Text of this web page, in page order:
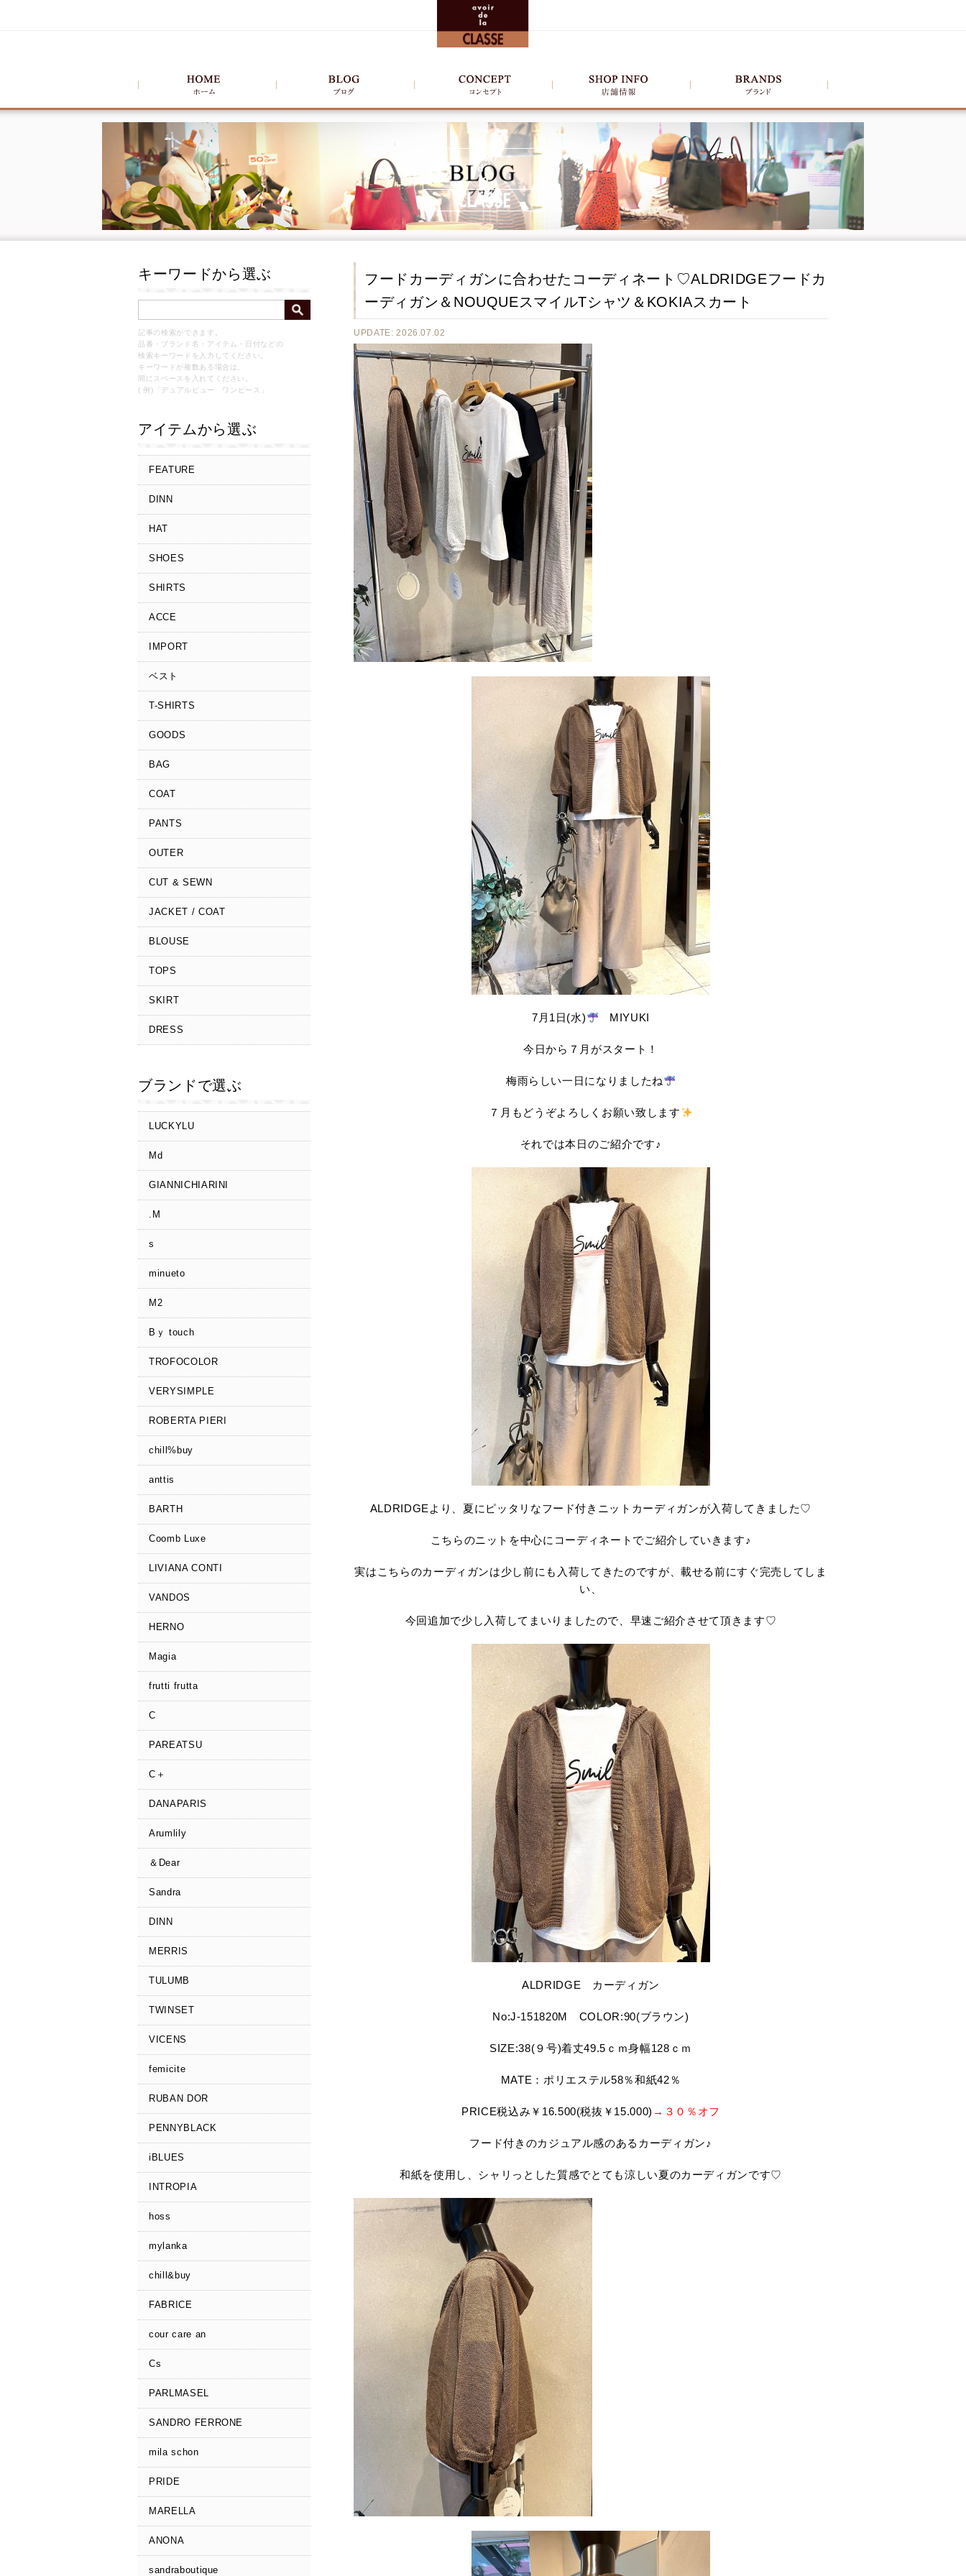
キーワードから選ぶ
記事の検索ができます。
品番・ブランド名・アイテム・日付などの
検索キーワードを入力してください。
キーワードが複数ある場合は、
間にスペースを入れてください。
( 例)「デュアルビュー ワンピース」
アイテムから選ぶ
FEATURE
DINN
HAT
SHOES
SHIRTS
ACCE
IMPORT
ベスト
T-SHIRTS
GOODS
BAG
COAT
PANTS
OUTER
CUT & SEWN
JACKET / COAT
BLOUSE
TOPS
SKIRT
DRESS
ブランドで選ぶ
LUCKYLU
Md
GIANNICHIARINI
.M
s
minueto
M2
Bｙ touch
TROFOCOLOR
VERYSIMPLE
ROBERTA PIERI
chill%buy
anttis
BARTH
Coomb Luxe
LIVIANA CONTI
VANDOS
HERNO
Magia
frutti frutta
C
PAREATSU
C＋
DANAPARIS
Arumlily
＆Dear
Sandra
DINN
MERRIS
TULUMB
TWINSET
VICENS
femicite
RUBAN DOR
PENNYBLACK
iBLUES
INTROPIA
hoss
mylanka
chill&buy
FABRICE
cour care an
Cs
PARLMASEL
SANDRO FERRONE
mila schon
PRIDE
MARELLA
ANONA
sandraboutique
フードカーディガンに合わせたコーディネート♡ALDRIDGEフードカ
ーディガン＆NOUQUEスマイルTシャツ＆KOKIAスカート
UPDATE: 2026.07.02
7月1日(水) MIYUKI
今日から７月がスタート！
梅雨らしい一日になりましたね
７月もどうぞよろしくお願い致します
それでは本日のご紹介です♪
ALDRIDGEより、夏にピッタリなフード付きニットカーディガンが入荷してきました♡
こちらのニットを中心にコーディネートでご紹介していきます♪
実はこちらのカーディガンは少し前にも入荷してきたのですが、載せる前にすぐ完売してしま
い、
今回追加で少し入荷してまいりましたので、早速ご紹介させて頂きます♡
ALDRIDGE カーディガン
No:J-151820M COLOR:90(ブラウン)
SIZE:38(９号)着丈49.5ｃｍ身幅128ｃｍ
MATE：ポリエステル58％和紙42％
PRICE税込み￥16.500(税抜￥15.000) →３０％オフ
フード付きのカジュアル感のあるカーディガン♪
和紙を使用し、シャリっとした質感でとても涼しい夏のカーディガンです♡